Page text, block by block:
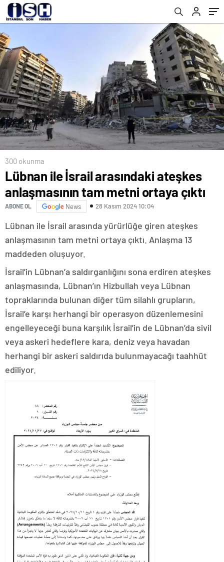
300 okunma
Lübnan ile İsrail arasındaki ateşkes
anlaşmasının tam metni ortaya çıktı
ABONE OL News 28 Kasım 2024 10:04
Lübnan ile İsrail arasında yürürlüğe giren ateşkes
anlaşmasının tam metni ortaya çıktı. Anlaşma 13
maddeden oluşuyor.
İsrail’in Lübnan’a saldırganlığını sona erdiren ateşkes
anlaşmasında, Lübnan’ın Hizbullah veya Lübnan
topraklarında bulunan diğer tüm silahlı grupların,
İsrail’e karşı herhangi bir operasyon düzenlemesini
engelleyeceği buna karşılık İsrail’in de Lübnan’da sivil
veya askeri hedeflere kara, deniz veya havadan
herhangi bir askeri saldırıda bulunmayacağı taahhüt
ediliyor.